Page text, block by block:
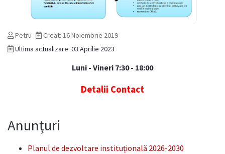
Petru
Creat: 16 Noiembrie 2019
Ultima actualizare: 03 Aprilie 2023
Luni - Vineri 7:30 - 18:00
Detalii Contact
Anunțuri
Planul de dezvoltare instituțională 2026-2030